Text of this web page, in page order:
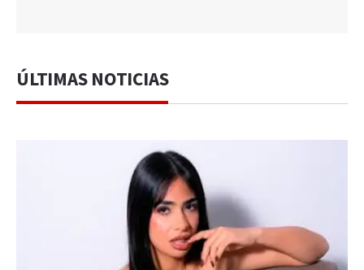
ÚLTIMAS NOTICIAS